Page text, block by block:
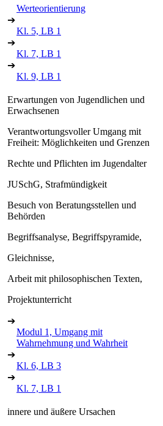
Werteorientierung
➔
Kl. 5, LB 1
➔
Kl. 7, LB 1
➔
Kl. 9, LB 1
Erwartungen von Jugendlichen und
Erwachsenen
Verantwortungsvoller Umgang mit
Freiheit: Möglichkeiten und Grenzen
Rechte und Pflichten im Jugendalter
JUSchG, Strafmündigkeit
Besuch von Beratungsstellen und
Behörden
Begriffsanalyse, Begriffspyramide,
Gleichnisse,
Arbeit mit philosophischen Texten,
Projektunterricht
➔
Modul 1, Umgang mit
Wahrnehmung und Wahrheit
➔
Kl. 6, LB 3
➔
Kl. 7, LB 1
innere und äußere Ursachen